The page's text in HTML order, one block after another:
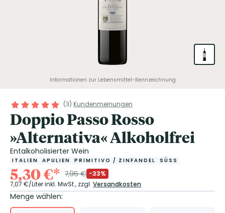
Informationen zur Lebensmittel-Kennzeichnung
(3) Kundenmeinungen
Doppio Passo Rosso
»Alternativa« Alkoholfrei
Entalkoholisierter Wein
ITALIEN APULIEN PRIMITIVO / ZINFANDEL SÜSS
5,30€* 7,95€ -33%
7,07 €/Literinkl. MwSt., zzgl. Versandkosten
Menge wählen: